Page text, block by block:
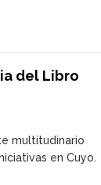
del Libro
multitudinario
en Cuyo.